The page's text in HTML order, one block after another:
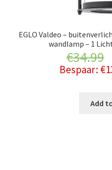
EGLO Valdeo –
wandlamp – 1
€34.99
Bespaar: €
Add